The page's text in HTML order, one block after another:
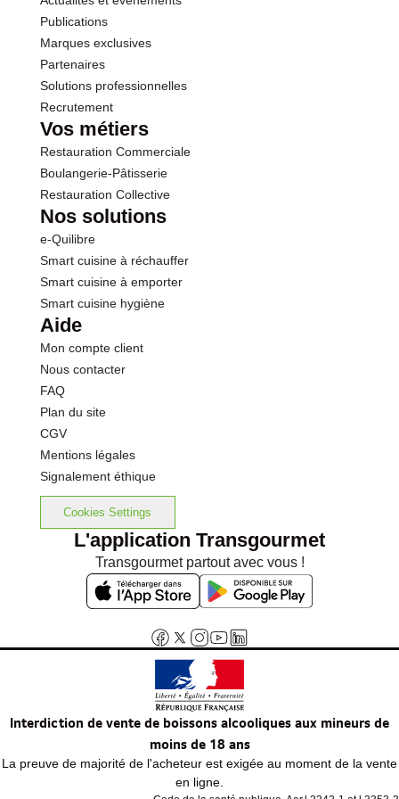
Protéines
Sel
Publications
Marques exclusives
Partenaires
Solutions professionnelles
Recrutement
Vos métiers
Restauration Commerciale
Boulangerie-Pâtisserie
Restauration Collective
Nos solutions
e-Quilibre
Smart cuisine à réchauffer
Smart cuisine à emporter
Smart cuisine hygiène
Aide
Mon compte client
Nous contacter
FAQ
Plan du site
CGV
Mentions légales
Signalement éthique
Cookies Settings
L'application Transgourmet
Transgourmet partout avec vous !
Interdiction de vente de boissons alcooliques aux mineurs de
moins de 18 ans
La preuve de majorité de l'acheteur est exigée au moment de la vente
en ligne.